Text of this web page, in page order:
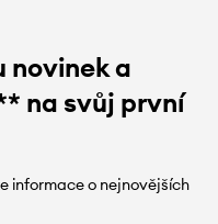
novinek a
na svůj první
informace o nejnovějších